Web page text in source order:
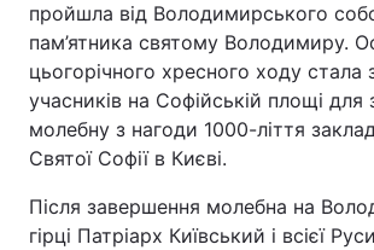
пройшла від Володимирського
пам’ятника святому Володимиру.
цьогорічного хресного ходу стала
учасників на Софійській площі для
молебну з нагоди 1000-ліття
Святої Софії в Києві.
Після завершення молебна на
гірці Патріарх Київський і всієї